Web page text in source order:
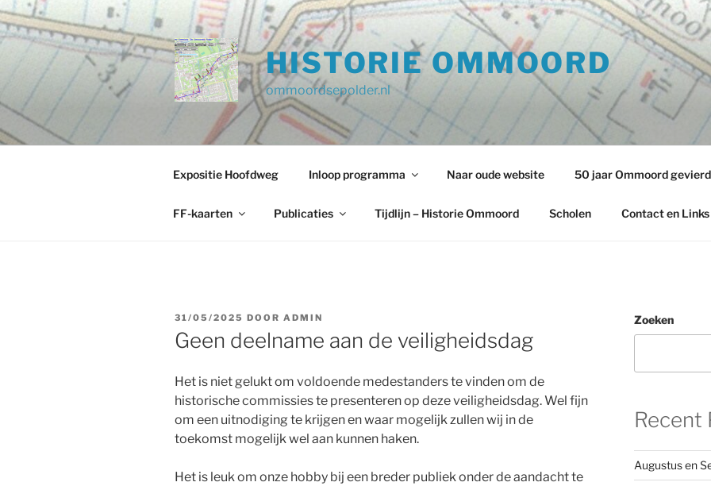
Ga
naar
de
HISTORIE OMMOORD
ommoordsepolder.nl
Expositie Hoofdweg Inloop programma Naar oude website 50 jaar Ommoord
FF-kaarten Publicaties Tijdlijn – Historie Ommoord Scholen Contact en Links
GEPLAATST
OP
31/05/2025 DOOR ADMIN
Geen deelname aan de veiligheidsdag
Het is niet gelukt om voldoende medestanders te vinden om de
historische commissies te presenteren op deze veiligheidsdag. Wel fijn
om een uitnodiging te krijgen en waar mogelijk zullen wij in de
toekomst mogelijk wel aan kunnen haken.
Het is leuk om onze hobby bij een breder publiek onder de aandacht te
Zoeken
Recent
Augustus en